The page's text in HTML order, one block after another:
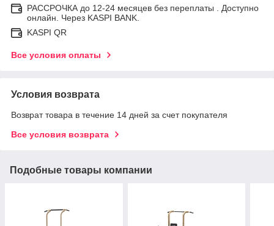
РАССРОЧКА до 12-24 месяцев без переплаты . Доступно
онлайн. Через KASPI BANK.
KASPI QR
Все условия оплаты
Условия возврата
Возврат товара в течение 14 дней за счет покупателя
Все условия возврата
Подобные товары компании